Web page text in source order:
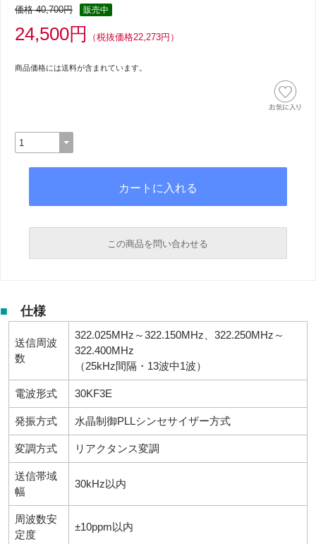
価格 40,700円 販売中
24,500円 （税抜価格22,273円）
商品価格には送料が含まれています。
この商品を問い合わせる
必須
■ 仕様
送信周波
数
322.025MHz～322.150MHz、322.250MHz～
322.400MHz
（25kHz間隔・13波中1波）
電波形式 30KF3E
発振方式 水晶制御PLLシンセサイザー方式
変調方式 リアクタンス変調
送信帯域
幅
30kHz以内
周波数安
定度
±10ppm以内